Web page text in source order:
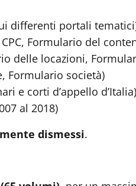
differenti portali
Formulario del
delle locazioni,
Formulario società)
e corti d’appello d’Italia)
al 2018)
dismessi.